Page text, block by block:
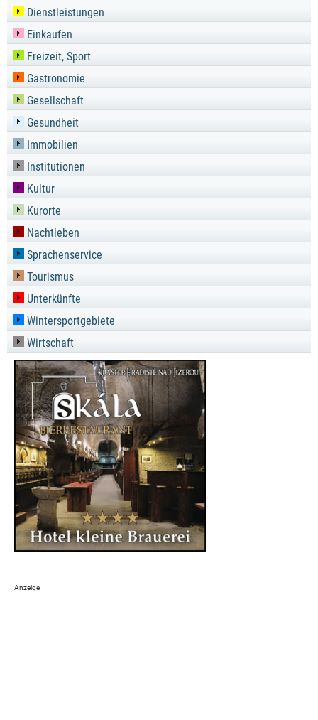
Dienstleistungen
Einkaufen
Freizeit, Sport
Gastronomie
Gesellschaft
Gesundheit
Immobilien
Institutionen
Kultur
Kurorte
Nachtleben
Sprachenservice
Tourismus
Unterkünfte
Wintersportgebiete
Wirtschaft